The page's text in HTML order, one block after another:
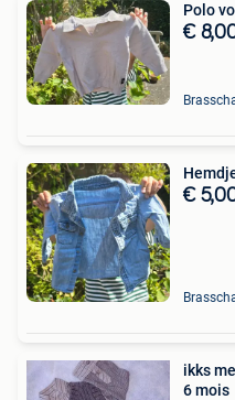
Polo
€
€
ikks
6 mois